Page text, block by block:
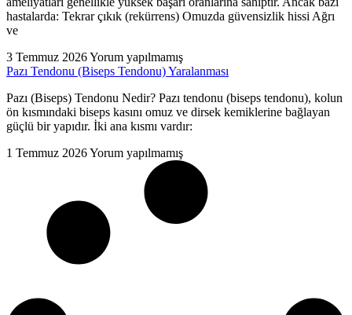
hastalarda: Tekrar çıkık (rekürrens) Omuzda güvensizlik hissi Ağrı
ve
3 Temmuz 2026Yorum yapılmamış
Pazı Tendonu (Biseps Tendonu) Yaralanması
Pazı (Biseps) Tendonu Nedir? Pazı tendonu (biseps tendonu), kolun
ön kısmındaki biseps kasını omuz ve dirsek kemiklerine bağlayan
güçlü bir yapıdır. İki ana kısmı vardır:
1 Temmuz 2026Yorum yapılmamış